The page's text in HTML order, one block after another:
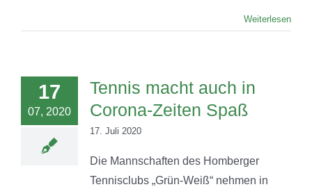
Weiterlesen
17
07, 2020
Tennis macht auch in
Corona-Zeiten Spaß
17. Juli 2020
Die Mannschaften des Homberger
Tennisclubs „Grün-Weiß“ nehmen in